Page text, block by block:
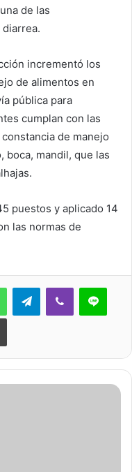
de las
incrementó los
de alimentos en
pública para
cumplan con las
de manejo
boca, mandil, que las
puestos y aplicado 14
las normas de
WhatsAppTelegramViber Line
Print